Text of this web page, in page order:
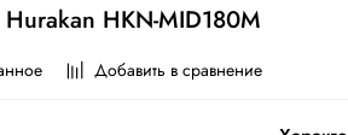
HKN-MID180M
Добавить в сравнение